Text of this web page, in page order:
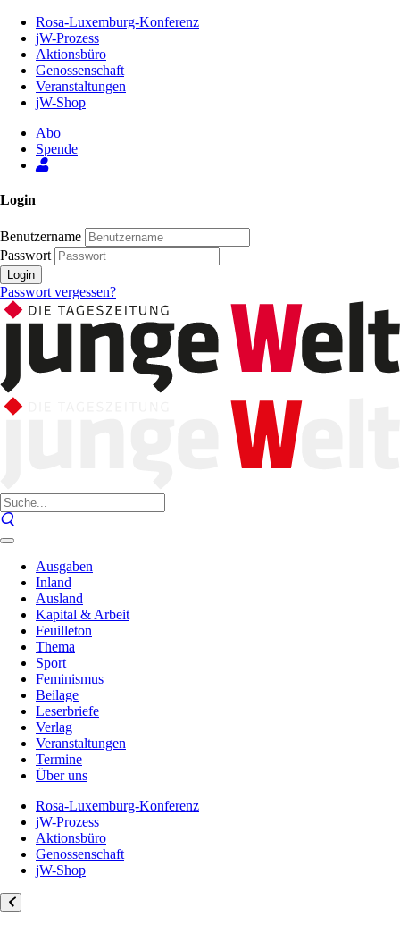
Inhalt
Seite
Rosa-Luxemburg-Konferenz
jW-Prozess
Aktionsbüro
Genossenschaft
Veranstaltungen
jW-Shop
Abo
Spende
Login
Benutzername
Passwort
Login
Passwort vergessen?
Ausgaben
Inland
Ausland
Kapital & Arbeit
Feuilleton
Thema
Sport
Feminismus
Beilage
Leserbriefe
Verlag
Veranstaltungen
Termine
Über uns
Rosa-Luxemburg-Konferenz
jW-Prozess
Aktionsbüro
Genossenschaft
jW-Shop